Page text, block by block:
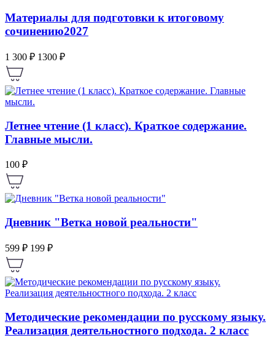
Материалы для подготовки к итоговому
сочинению2027
1 300 ₽ 1300 ₽
Летнее чтение (1 класс). Краткое содержание.
Главные мысли.
100 ₽
Дневник "Ветка новой реальности"
599 ₽ 199 ₽
Методические рекомендации по русскому языку.
Реализация деятельностного подхода. 2 класс